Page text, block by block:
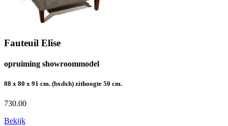
Fauteuil Elise
opruiming showroommodel
88 x 80 x 91 cm. (bxdxh) zithoogte 50 cm.
730.00
Bekijk